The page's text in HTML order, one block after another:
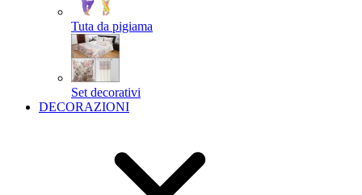
Tuta da pigiama
Set decorativi
DECORAZIONI